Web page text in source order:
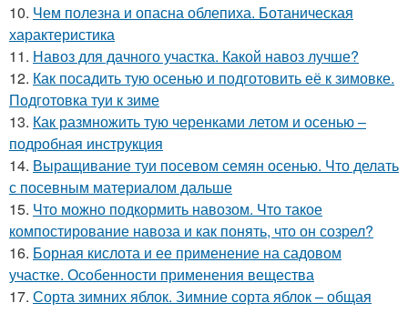
10. Чем полезна и опасна облепиха. Ботаническая
характеристика
11. Навоз для дачного участка. Какой навоз лучше?
12. Как посадить тую осенью и подготовить её к зимовке.
Подготовка туи к зиме
13. Как размножить тую черенками летом и осенью –
подробная инструкция
14. Выращивание туи посевом семян осенью. Что делать
с посевным материалом дальше
15. Что можно подкормить навозом. Что такое
компостирование навоза и как понять, что он созрел?
16. Борная кислота и ее применение на садовом
участке. Особенности применения вещества
17. Сорта зимних яблок. Зимние сорта яблок – общая